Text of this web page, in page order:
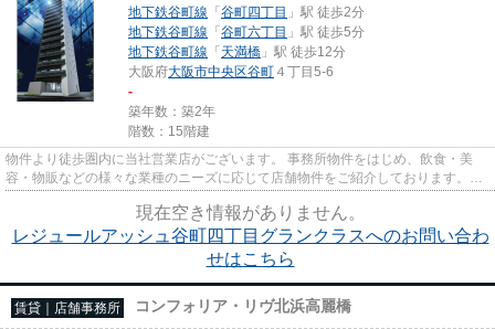
地下鉄谷町線 「谷町四丁目 」駅 徒歩2分
地下鉄谷町線 「谷町六丁目 」駅 徒歩5分
地下鉄谷町線 「天満橋 」駅 徒歩12分
大阪府大阪市中央区谷町 ４丁目5-6
-
築年数：築2年
階数：15階建
物件より徒歩圏内に当社営業店がございます。 事務所物件をはじめ、飲食・美
容・物販などの様々な業種のニーズに応じて店舗物件をご紹介しております。
尚、弊社ではおとり広告は一切...
現在空き情報がありません。
レジュールアッシュ谷町四丁目グランクラスへのお問い合わ
せはこちら
賃貸｜店舗事務所 コンフォリア・リヴ北浜高麗橋